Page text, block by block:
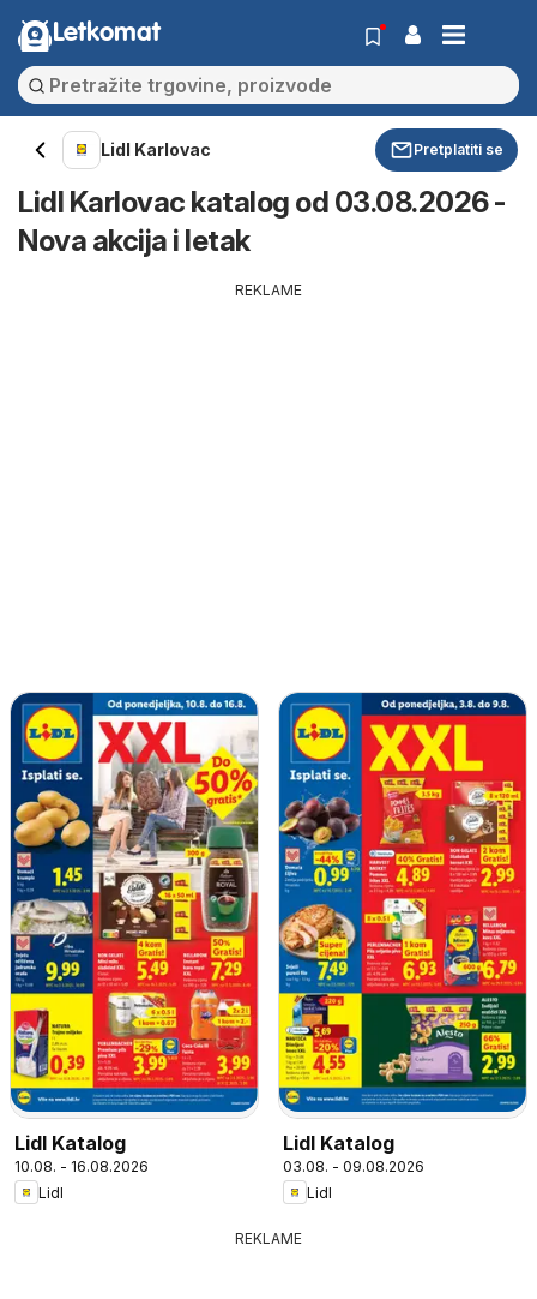
Letkomat
Lidl Karlovac Pretplatiti se
Lidl Karlovac katalog od 03.08.2026 -
Nova akcija i letak
REKLAME
Lidl Katalog
10.08. - 16.08.2026
Lidl
Lidl Katalog
03.08. - 09.08.2026
Lidl
REKLAME